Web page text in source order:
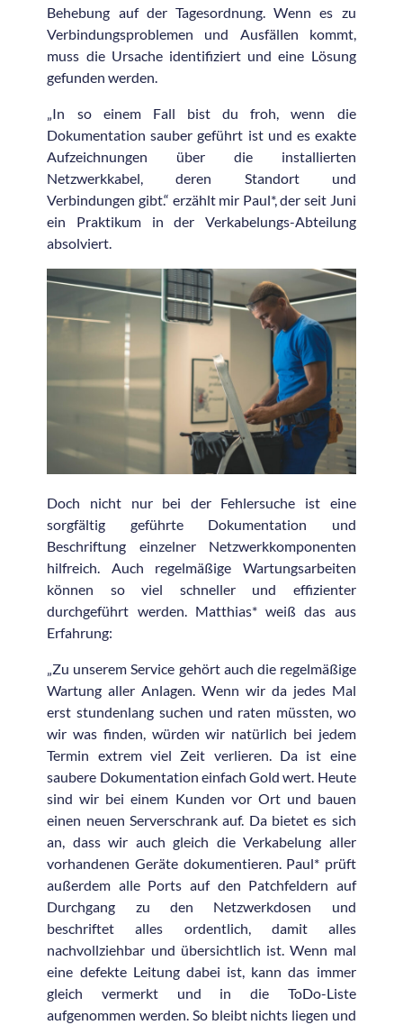
Behebung auf der Tagesordnung. Wenn es zu
Verbindungsproblemen und Ausfällen kommt,
muss die Ursache identifiziert und eine Lösung
gefunden werden.
„In so einem Fall bist du froh, wenn die
Dokumentation sauber geführt ist und es exakte
Aufzeichnungen über die installierten
Netzwerkkabel, deren Standort und
Verbindungen gibt.“ erzählt mir Paul*, der seit Juni
ein Praktikum in der Verkabelungs-Abteilung
absolviert.
Doch nicht nur bei der Fehlersuche ist eine
sorgfältig geführte Dokumentation und
Beschriftung einzelner Netzwerkkomponenten
hilfreich. Auch regelmäßige Wartungsarbeiten
können so viel schneller und effizienter
durchgeführt werden. Matthias* weiß das aus
Erfahrung:
„Zu unserem Service gehört auch die regelmäßige
Wartung aller Anlagen. Wenn wir da jedes Mal
erst stundenlang suchen und raten müssten, wo
wir was finden, würden wir natürlich bei jedem
Termin extrem viel Zeit verlieren. Da ist eine
saubere Dokumentation einfach Gold wert. Heute
sind wir bei einem Kunden vor Ort und bauen
einen neuen Serverschrank auf. Da bietet es sich
an, dass wir auch gleich die Verkabelung aller
vorhandenen Geräte dokumentieren. Paul* prüft
außerdem alle Ports auf den Patchfeldern auf
Durchgang zu den Netzwerkdosen und
beschriftet alles ordentlich, damit alles
nachvollziehbar und übersichtlich ist. Wenn mal
eine defekte Leitung dabei ist, kann das immer
gleich vermerkt und in die ToDo-Liste
aufgenommen werden. So bleibt nichts liegen und